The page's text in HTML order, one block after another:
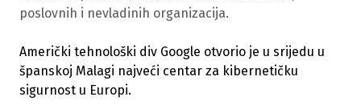
poslovnih i nevladinih organizacija.
Američki tehnološki div Google otvorio je u srijedu u
španskoj Malagi najveći centar za kibernetičku
sigurnost u Europi.